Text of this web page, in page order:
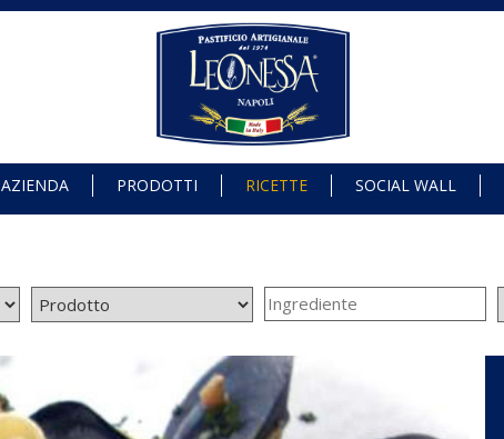
AZIENDA PRODOTTI RICETTE SOCIAL WALL